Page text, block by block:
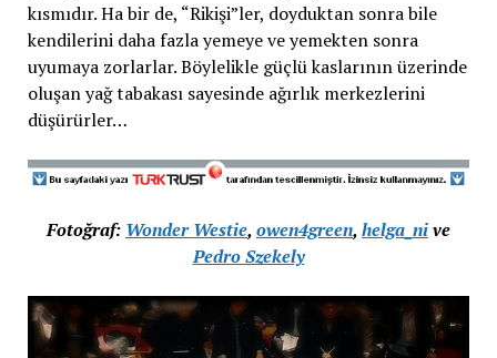
kısmıdır. Ha bir de, “Rikişi”ler, doyduktan sonra bile
kendilerini daha fazla yemeye ve yemekten sonra
uyumaya zorlarlar. Böylelikle güçlü kaslarının üzerinde
oluşan yağ tabakası sayesinde ağırlık merkezlerini
düşürürler…
Fotoğraf: Wonder Westie,owen4green,helga_nive
Pedro Szekely